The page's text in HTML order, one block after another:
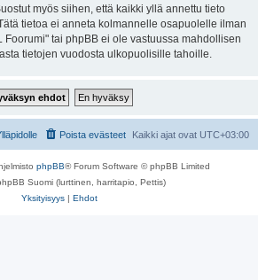
myös siihen, että kaikki yllä annettu tieto
tietoa ei anneta kolmannelle osapuolelle ilman
Foorumi" tai phpBB ei ole vastuussa mahdollisen
tietojen vuodosta ulkopuolisille tahoille.
Kaikki ajat ovat UTC+03:00
Poista evästeet
phpBB® Forum Software © phpBB Limited
Suomi (lurttinen, harritapio, Pettis)
Yksityisyys | Ehdot